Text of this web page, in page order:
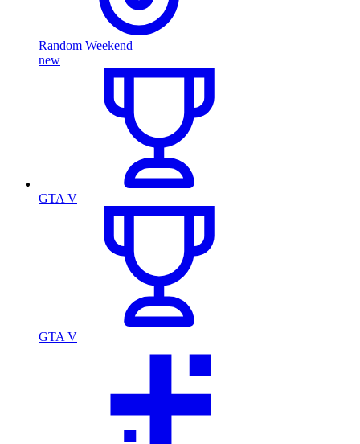
Random Weekend
new
GTA V
GTA V